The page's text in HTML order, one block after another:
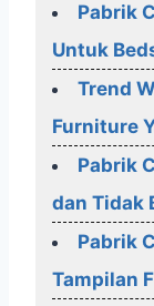
Pabrik
Untuk
Trend
Furniture
Pabrik
dan Tidak
Pabrik
Tampilan